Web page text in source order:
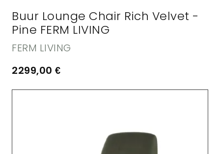
Buur Lounge Chair Rich Velvet -
Pine FERM LIVING
FERM LIVING
2299,00 €